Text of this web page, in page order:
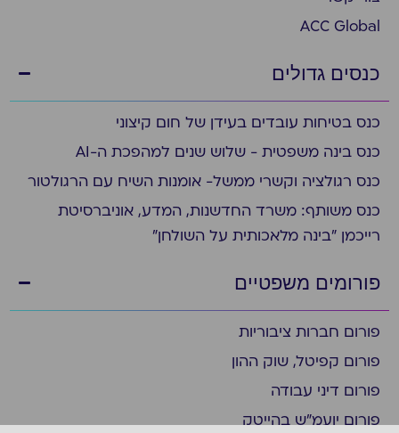
ACC Global
כנסים גדולים
כנס בטיחות עובדים בעידן של חום קיצוני
כנס בינה משפטית - שלוש שנים למהפכת ה-AI
כנס רגולציה וקשרי ממשל- אומנות השיח עם הרגולטור
כנס משותף: משרד החדשנות, המדע, אוניברסיטת
רייכמן "בינה מלאכותית על השולחן"
פורומים משפטיים
פורום חברות ציבוריות
פורום קפיטל, שוק ההון
פורום דיני עבודה
פורום יועמ"ש בהייטק